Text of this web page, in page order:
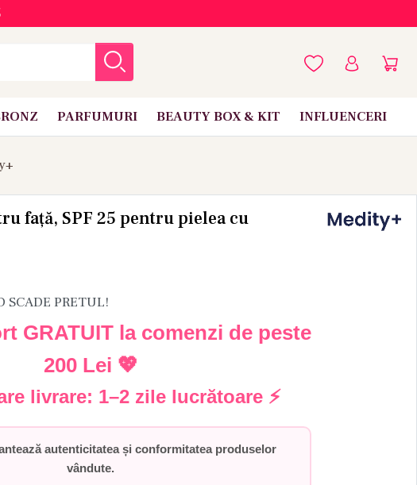
PARFUMURI BEAUTY BOX & KIT INFLUENCERI
față, SPF 25 pentru pielea cu
SCADE PRETUL!
GRATUIT la comenzi de peste
200 Lei 💖
livrare: 1–2 zile lucrătoare⚡
autenticitatea și conformitatea produselor
vândute.